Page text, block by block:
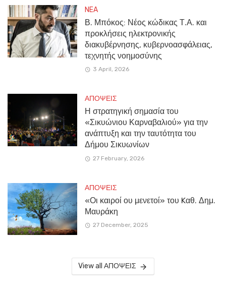
NEA
Β. Μπόκος: Νέος κώδικας Τ.Α. και
προκλήσεις ηλεκτρονικής
διακυβέρνησης, κυβερνοασφάλειας,
τεχνητής νοημοσύνης
3 April, 2026
ΑΠΟΨΕΙΣ
Η στρατηγική σημασία του
«Σικυώνιου Καρναβαλιού» για την
ανάπτυξη και την ταυτότητα του
Δήμου Σικυωνίων
27 February, 2026
ΑΠΟΨΕΙΣ
«Οι καιροί ου μενετοί» του Kαθ. Δημ.
Μαυράκη
27 December, 2025
View all ΑΠΟΨΕΙΣ